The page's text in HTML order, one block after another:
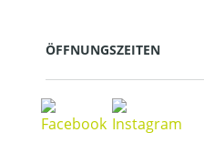
ÖFFNUNGSZEITEN